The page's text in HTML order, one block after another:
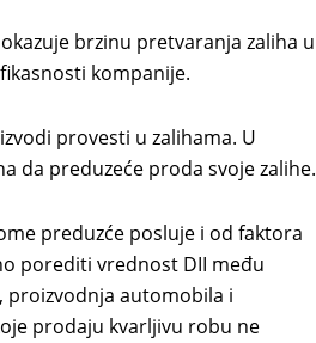
brzinu pretvaranja zaliha u
kompanije.
provesti u zalihama. U
da preduzeće proda svoje zalihe.
preduzće posluje i od faktora
porediti vrednost DII među
proizvodnja automobila i
prodaju kvarljivu robu ne